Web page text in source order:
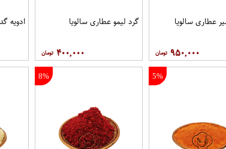
عطاری سالویا
۹۵۰,۰۰۰
گرد لیمو عطاری سالویا
۴۰۰,۰۰۰
ادویه
5%
8%